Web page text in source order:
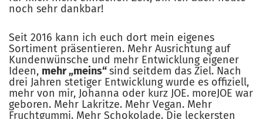
noch sehr dankbar!
Seit 2016 kann ich euch dort mein eigenes
Sortiment präsentieren. Mehr Ausrichtung auf
Kundenwünsche und mehr Entwicklung eigener
Ideen, mehr „meins“sind seitdem das Ziel. Nach
drei Jahren stetiger Entwicklung wurde es offiziell,
mehr von mir, Johanna oder kurz JOE. moreJOE war
geboren. Mehr Lakritze. Mehr Vegan. Mehr
Fruchtgummi. Mehr Schokolade. Die leckersten